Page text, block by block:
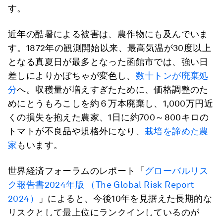
す。
近年の酷暑による被害は、農作物にも及んでいま
す。1872年の観測開始以来、最高気温が30度以上
となる真夏日が最多となった函館市では、強い日
差しによりかぼちゃが変色し、 数十トンが廃棄処
分へ。収穫量が増えすぎたために、価格調整のた
めにとうもろこしを約６万本廃棄し、1,000万円近
くの損失を抱えた農家、1日に約700～800キロの
トマトが不良品や規格外になり、 栽培を諦めた農
家もいます。
世界経済フォーラムのレポート「 グローバルリス
ク報告書2024年版 （The Global Risk Report
2024）
」によると、今後10年を見据えた長期的な
リスクとして最上位にランクインしているのが